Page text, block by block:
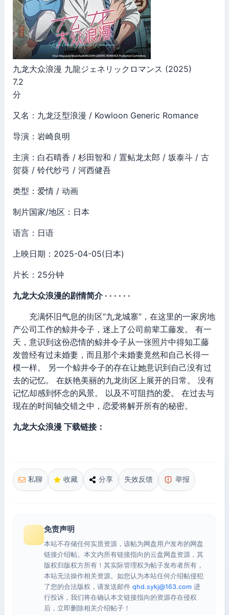
九龙大众浪漫 九龍ジェネリックロマンス (2025)
7.2
分
又名：九龙泛型浪漫 / Kowloon Generic Romance
导演：岩崎良明
主演：白石晴香 / 杉田智和 / 置鲇龙太郎 / 坂泰斗 / 古
贺葵 / 铃代纱弓 / 河西健吾
类型：爱情 / 动画
制片国家/地区：日本
语言：日语
上映日期：2025-04-05(日本)
片长：25分钟
九龙大众浪漫的剧情简介 · · · · · ·
充满怀旧气息的街区“九龙城寨”，在这里的一家房地
产公司工作的鲸井令子，迷上了公司前辈工藤发。 有一
天，意识到这份恋情的鲸井令子从一张照片中得知工藤
发曾经有过未婚妻，而且那个未婚妻竟然和自己长得一
模一样。 另一个鲸井令子的存在让她意识到自己没有过
去的记忆。 在妖艳美丽的九龙街区上展开的日常。 没有
记忆却感到怀念的风景。 以及不可阻挡的爱。 在过去与
现在的时间轴交错之中，恋爱将解开所有的秘密。
九龙大众浪漫 下载链接：
私聊 收藏 分享 失效反馈 举报
免责声明
本站不存储任何实质资源，该帖为网盘用户发布的网盘
链接介绍帖。本文内所有链接指向的云盘网盘资源，其
版权归版权方所有！其实际管理权为帖子发布者所有，
本站无法操作相关资源。如您认为本站任何介绍帖侵犯
了您的合法版权，请发送邮件 qhd.sykj@163.com 进
行投诉，我们将在确认本文链接指向的资源存在侵权
后，立即删除相关介绍帖子！